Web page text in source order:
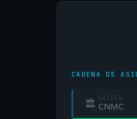
CADENA DE
🏛 ORIGEN
CNMC